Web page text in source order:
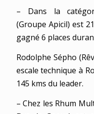
– Dans la
(Groupe Apicil) est
gagné 6 places
Rodolphe Sépho
escale technique à
145 kms du leader.
– Chez les Rhum